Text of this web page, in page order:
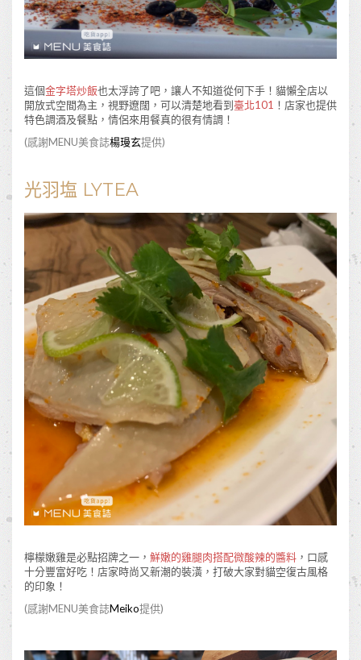
這個金字塔炒飯也太浮誇了吧，讓人不知道從何下手！貓懶全店以
開放式空間為主，視野遼闊，可以清楚地看到臺北101 ！店家也提供
特色調酒及餐點，情侶來用餐真的很有情調！
(感謝MENU美食誌楊㻴玄提供)
光羽塩 LYTEA
檸檬嫩雞是必點招牌之一， 鮮嫩的雞腿肉搭配微酸辣的醬料 ，口感
十分豐富好吃！店家時尚又新潮的裝潢，打破大家對貓空復古風格
的印象！
(感謝MENU美食誌Meiko提供)